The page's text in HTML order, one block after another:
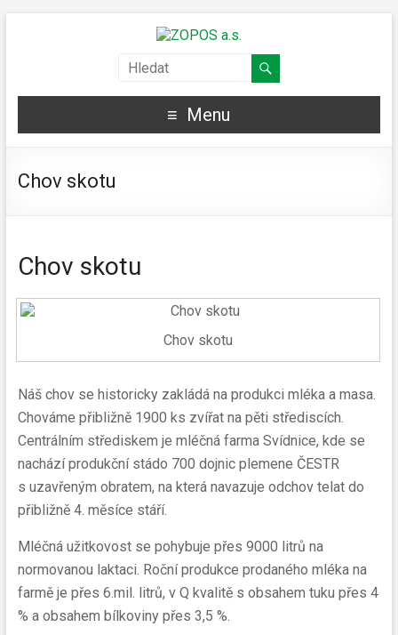
Menu
Chov skotu
Chov skotu
Chov skotu
Náš chov se historicky zakládá na produkci mléka a masa.
Chováme přibližně 1900 ks zvířat na pěti střediscích.
Centrálním střediskem je mléčná farma Svídnice, kde se
nachází produkční stádo 700 dojnic plemene ČESTR
s uzavřeným obratem, na která navazuje odchov telat do
přibližně 4. měsíce stáří.
Mléčná užitkovost se pohybuje přes 9000 litrů na
normovanou laktaci. Roční produkce prodaného mléka na
farmě je přes 6.mil. litrů, v Q kvalitě s obsahem tuku přes 4
% a obsahem bílkoviny přes 3,5 %.